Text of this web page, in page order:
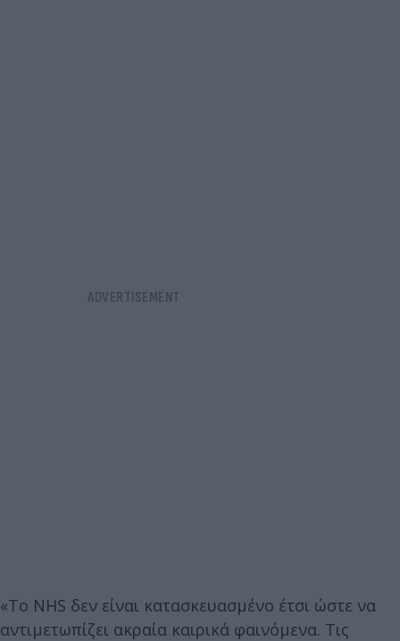
«Το NHS δεν είναι κατασκευασμένο έτσι ώστε να
αντιμετωπίζει ακραία καιρικά φαινόμενα. Τις